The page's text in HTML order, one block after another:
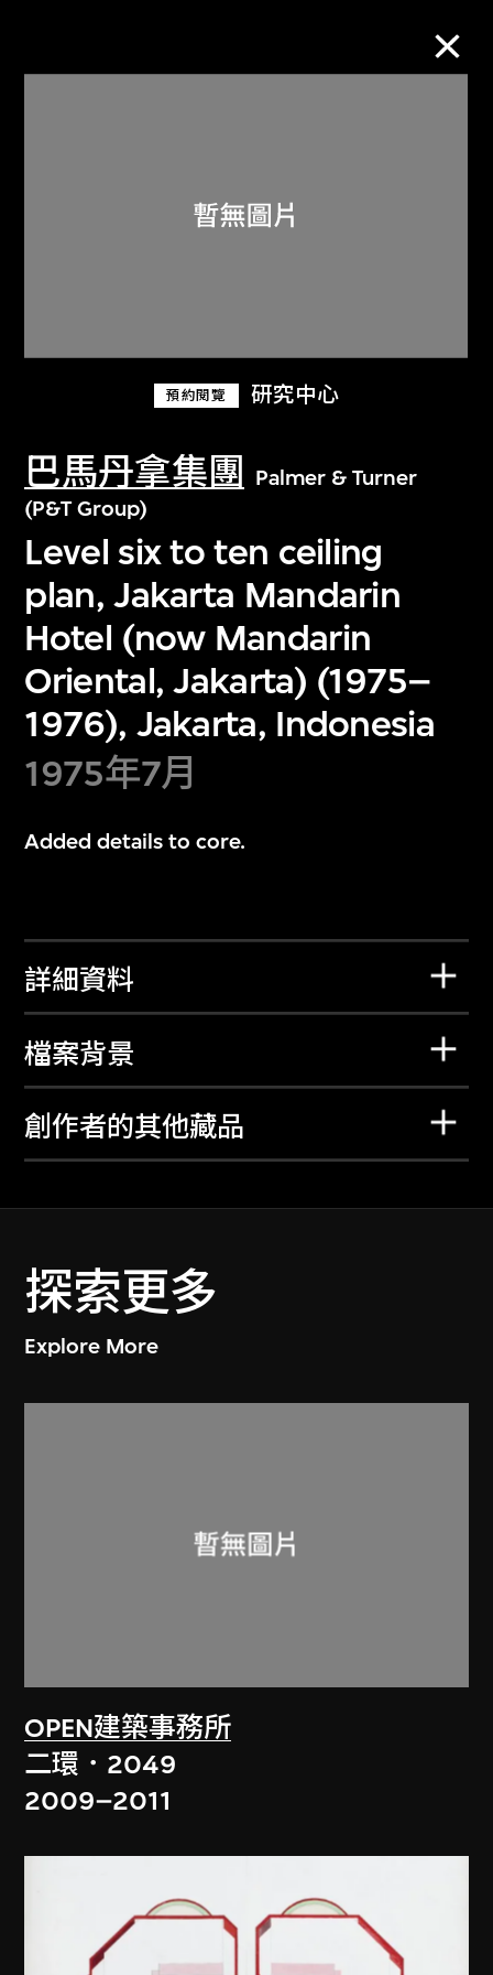
預約閱覽 研究中心
巴馬丹拿集團
Palmer & Turner
(P&T Group)
Level six to ten ceiling
plan, Jakarta Mandarin
Hotel (now Mandarin
Oriental, Jakarta) (1975–
1976), Jakarta, Indonesia
1975年7月
Added details to core.
詳細資料
檔案背景
創作者的其他藏品
探索更多
Explore More
OPEN建築事務所
二環．2049
2009–2011
關於M+藏品
探索世界頂級的二十及二十一世紀視覺
文化藏品。